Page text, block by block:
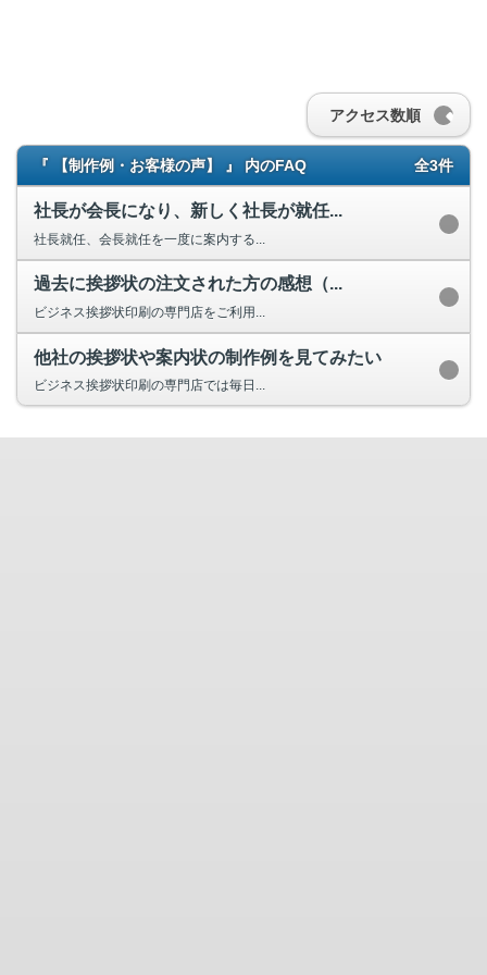
アクセス数順
『 【制作例・お客様の声】 』 内のFAQ 全3件
社長が会長になり、新しく社長が就任...
社長就任、会長就任を一度に案内する...
過去に挨拶状の注文された方の感想（...
ビジネス挨拶状印刷の専門店をご利用...
他社の挨拶状や案内状の制作例を見てみたい
ビジネス挨拶状印刷の専門店では毎日...